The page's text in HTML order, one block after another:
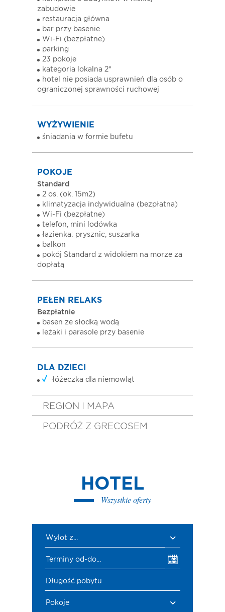
zabudowie
restauracja główna
bar przy basenie
Wi-Fi (bezpłatne)
parking
23 pokoje
kategoria lokalna 2*
hotel nie posiada usprawnień dla osób o
ograniczonej sprawności ruchowej
WYŻYWIENIE
śniadania w formie bufetu
POKOJE
Standard
2 os. (ok. 15m2)
klimatyzacja indywidualna (bezpłatna)
Wi-Fi (bezpłatne)
telefon, mini lodówka
łazienka: prysznic, suszarka
balkon
pokój Standard z widokiem na morze za
dopłatą
PEŁEN RELAKS
Bezpłatnie
basen ze słodką wodą
leżaki i parasole przy basenie
DLA DZIECI
łóżeczka dla niemowląt
REGION I MAPA
PODRÓŻ Z GRECOSEM
HOTEL
Wszystkie oferty
Wylot z...
Terminy od-do...
Długość pobytu
Pokoje